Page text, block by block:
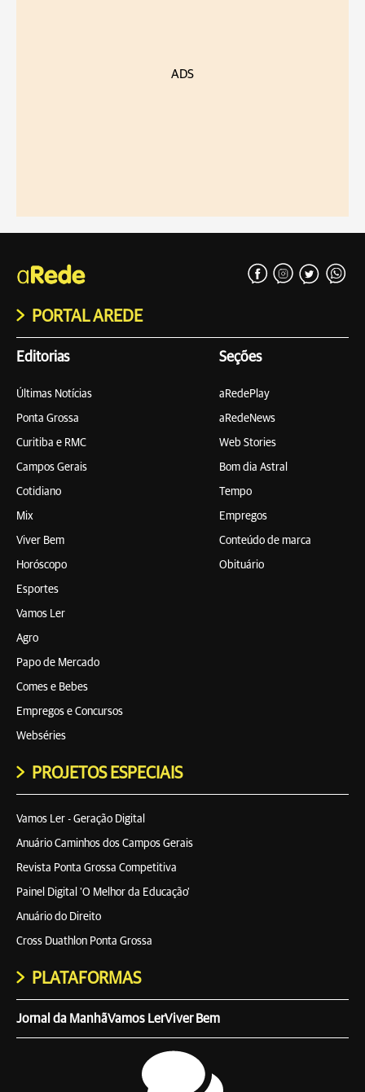
ADS
PORTAL AREDE
Editorias
Últimas Notícias
Ponta Grossa
Curitiba e RMC
Campos Gerais
Cotidiano
Mix
Viver Bem
Horóscopo
Esportes
Vamos Ler
Agro
Papo de Mercado
Comes e Bebes
Empregos e Concursos
Webséries
Seções
aRedePlay
aRedeNews
Web Stories
Bom dia Astral
Tempo
Empregos
Conteúdo de marca
Obituário
PROJETOS ESPECIAIS
Vamos Ler - Geração Digital
Anuário Caminhos dos Campos Gerais
Revista Ponta Grossa Competitiva
Painel Digital 'O Melhor da Educação'
Anuário do Direito
Cross Duathlon Ponta Grossa
PLATAFORMAS
Jornal da ManhãVamos LerViver Bem